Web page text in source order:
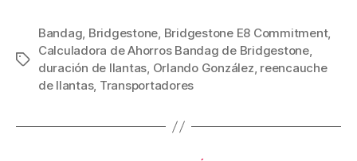
c
e
b
o
tt
er
ail er
e
st
m
p
ar
Etiquetas
Bandag, Bridgestone, Bridgestone E8 Commitment,
Calculadora de Ahorros Bandag de Bridgestone,
duración de llantas, Orlando González, reencauche
de llantas, Transportadores